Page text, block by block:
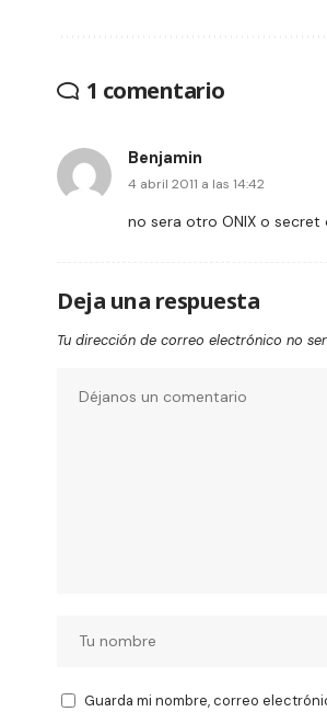
1 comentario
Benjamin
4 abril 2011 a las 14:42
no sera otro ONIX o secret
Deja una respuesta
Tu dirección de correo electrónico no
Guarda mi nombre, correo